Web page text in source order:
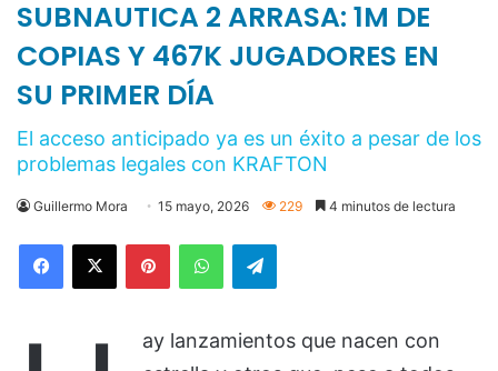
SUBNAUTICA 2 ARRASA: 1M DE
COPIAS Y 467K JUGADORES EN
SU PRIMER DÍA
El acceso anticipado ya es un éxito a pesar de los
problemas legales con KRAFTON
Guillermo Mora 15 mayo, 2026 229 4 minutos de lectura
PinterestWhatsAppTelegram
ay lanzamientos que nacen con